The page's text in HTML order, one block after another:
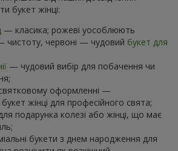
букет жінці:
— класика; рожеві уособлюють
— чистоту, червоні — чудовий букет для
— чудовий вибір для побачення чи
оформленні —
жінці для професійного свята;
подарунка колезі або жінці, що має
букети з днем народження для